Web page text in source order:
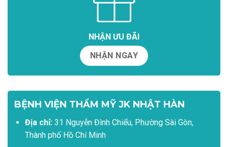
NHẬN ƯU ĐÃI
NHẬN NGAY
BỆNH VIỆN THẨM MỸ JK NHẬT HÀN
Địa chỉ:31 Nguyễn Đình Chiểu, Phường Sài Gòn,
Thành phố Hồ Chí Minh